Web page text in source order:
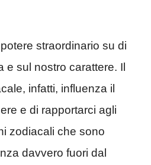
straordinario su di
e sul nostro carattere. Il
infatti, influenza il
e di rapportarci agli
zodiacali che sono
davvero fuori dal